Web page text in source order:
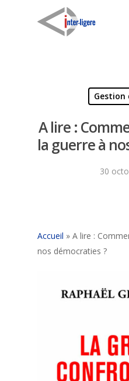
Gestion
A lire :
la guerre à
30
Accueil » A lire :
nos démocraties ?